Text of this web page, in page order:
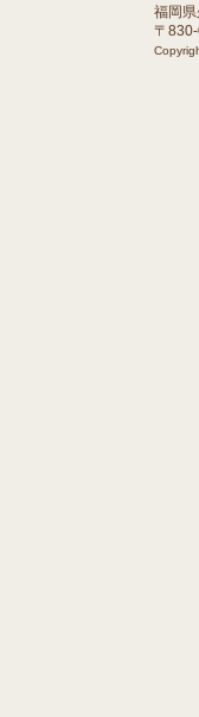
福岡
〒